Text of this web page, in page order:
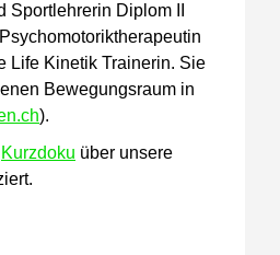
Sportlehrerin Diplom II
Life Kinetik Trainerin. Sie
Bewegungsraum in
).
Kurzdoku über unsere